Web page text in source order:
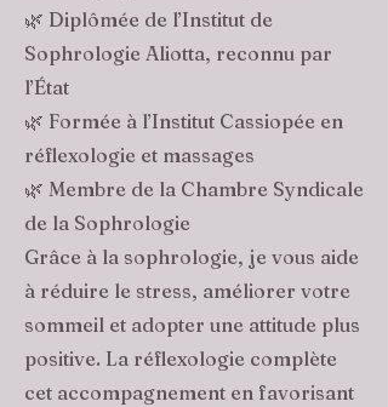
🌿 Diplômée de l’Institut de
Sophrologie Aliotta, reconnu par
l’État
🌿 Formée à l’Institut Cassiopée en
réflexologie et massages
🌿 Membre de la Chambre Syndicale
de la Sophrologie
Grâce à la sophrologie, je vous aide
à réduire le stress, améliorer votre
sommeil et adopter une attitude plus
positive. La réflexologie complète
cet accompagnement en favorisant